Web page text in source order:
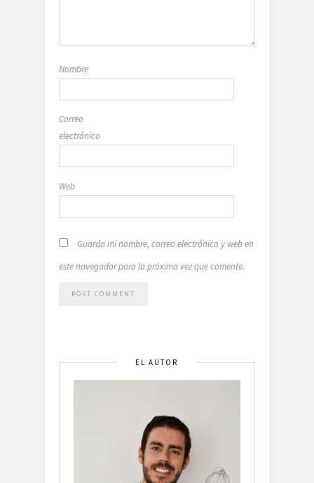
Nombre
Correo
electrónico
Web
Guarda mi nombre, correo electrónico y web en
este navegador para la próxima vez que comente.
EL AUTOR